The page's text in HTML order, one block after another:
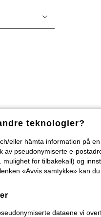
teknologier?
eller hämta information på
pseudonymiserte e-
for tilbakekall) og
«Avvis samtykke» kan
dataene vi